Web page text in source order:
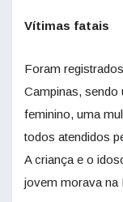
Vítimas fatais
Foram
Campinas, sendo
feminino, uma
todos atendidos
A criança e o
jovem morava na